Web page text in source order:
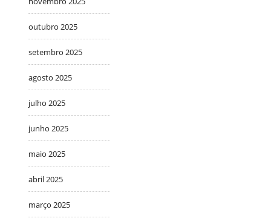
outubro 2025
setembro 2025
agosto 2025
julho 2025
junho 2025
maio 2025
abril 2025
março 2025